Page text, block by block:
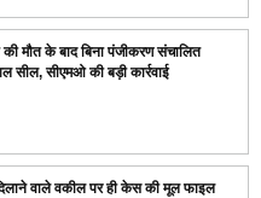
की मौत के बाद बिना पंजीकरण संचालित
सील, सीएमओ की बड़ी कार्रवाई
वाले वकील पर ही केस की मूल फाइल